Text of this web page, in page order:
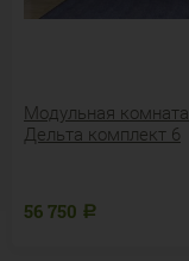
Модульная комната
Дельта комплект 6
56 750 Р